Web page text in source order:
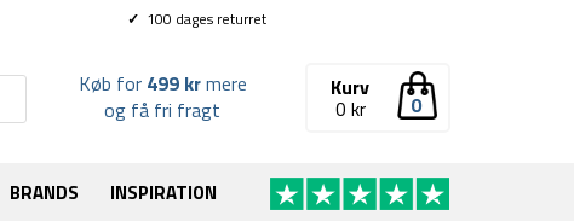
✓ 100 dages returret
0
Kurv
0 kr
Køb for 499 krmere
og få fri fragt
BRANDS INSPIRATION